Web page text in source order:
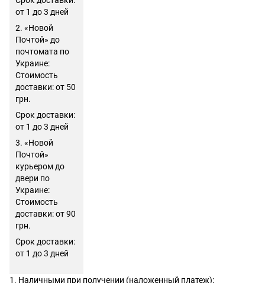
от 1 до 3 дней
2. «Новой
Почтой» до
почтомата по
Украине:
Стоимость
доставки: от 50
грн.
Срок доставки:
от 1 до 3 дней
3. «Новой
Почтой»
курьером до
двери по
Украине:
Стоимость
доставки: от 90
грн.
Срок доставки:
от 1 до 3 дней
1. Наличными при получении (наложенный платеж):